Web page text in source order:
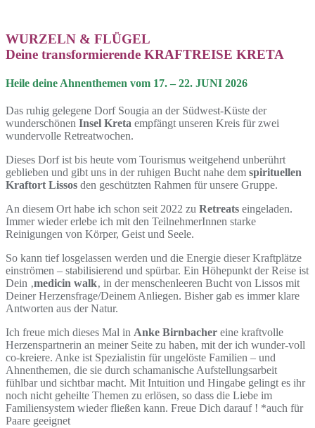
WURZELN & FLÜGEL
Deine transformierende KRAFTREISE KRETA
Heile deine Ahnenthemen vom 17. – 22. JUNI 2026
Das ruhig gelegene Dorf Sougia an der Südwest-Küste der
wunderschönen Insel Kreta empfängt unseren Kreis für zwei
wundervolle Retreatwochen.
Dieses Dorf ist bis heute vom Tourismus weitgehend unberührt
geblieben und gibt uns in der ruhigen Bucht nahe dem spirituellen
Kraftort Lissos den geschützten Rahmen für unsere Gruppe.
An diesem Ort habe ich schon seit 2022 zu Retreats eingeladen.
Immer wieder erlebe ich mit den TeilnehmerInnen starke
Reinigungen von Körper, Geist und Seele.
So kann tief losgelassen werden und die Energie dieser Kraftplätze
einströmen – stabilisierend und spürbar. Ein Höhepunkt der Reise ist
Dein ‚medicin walk‚ in der menschenleeren Bucht von Lissos mit
Deiner Herzensfrage/Deinem Anliegen. Bisher gab es immer klare
Antworten aus der Natur.
Ich freue mich dieses Mal in Anke Birnbacher eine kraftvolle
Herzenspartnerin an meiner Seite zu haben, mit der ich wunder-voll
co-kreiere. Anke ist Spezialistin für ungelöste Familien – und
Ahnenthemen, die sie durch schamanische Aufstellungsarbeit
fühlbar und sichtbar macht. Mit Intuition und Hingabe gelingt es ihr
noch nicht geheilte Themen zu erlösen, so dass die Liebe im
Familiensystem wieder fließen kann. Freue Dich darauf ! *auch für
Paare geeignet